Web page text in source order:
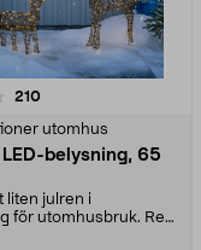
210recensioner
utomhus
LED-belysning, 65
liten julren i
för utomhusbruk. Ren
4.5 av 5 stjärnor